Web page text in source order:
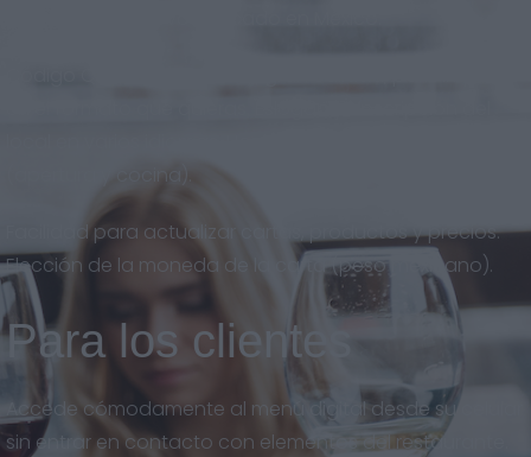
(apertura y cocina).
Facilidad para actualizar cartas, productos y precios.
Elección de la moneda de la carta (peso mexicano).
Para los clientes
Accede cómodamente al menú digital desde su celular
sin entrar en contacto con elementos del restaurante.